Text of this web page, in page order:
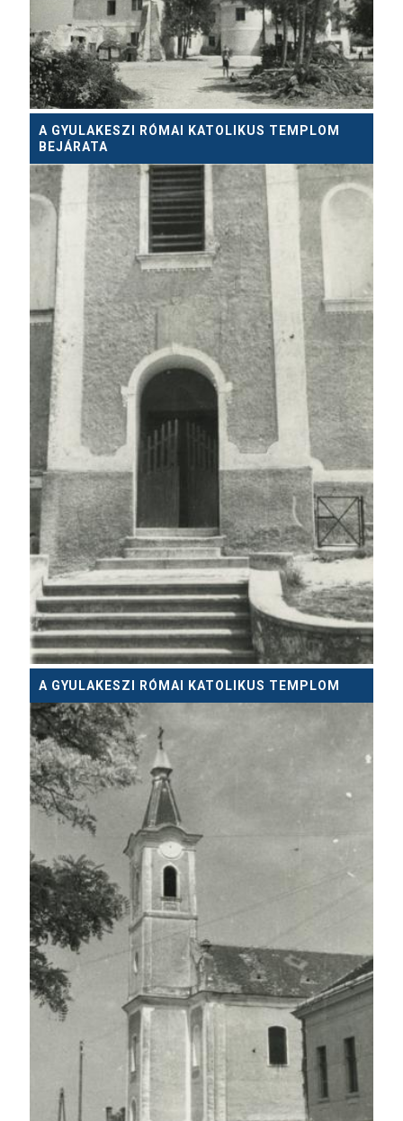
A GYULAKESZI RÓMAI KATOLIKUS TEMPLOM
BEJÁRATA
A GYULAKESZI RÓMAI KATOLIKUS TEMPLOM